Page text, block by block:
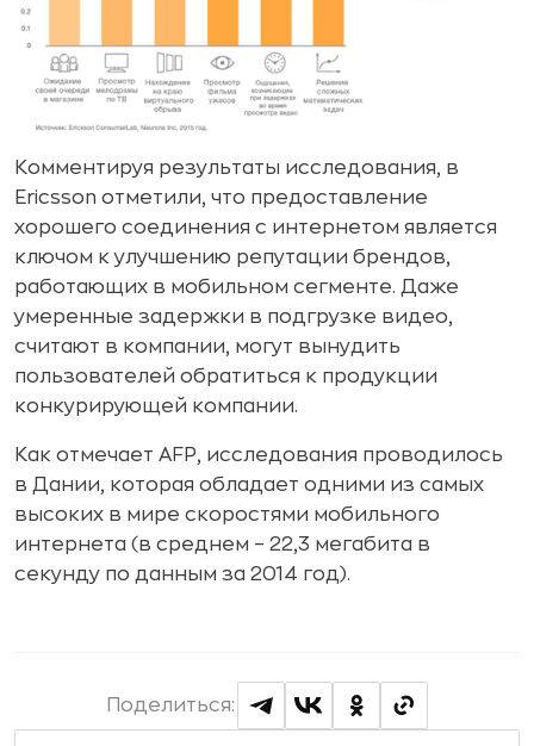
Комментируя результаты исследования, в
Ericsson отметили, что предоставление
хорошего соединения с интернетом является
ключом к улучшению репутации брендов,
работающих в мобильном сегменте. Даже
умеренные задержки в подгрузке видео,
считают в компании, могут вынудить
пользователей обратиться к продукции
конкурирующей компании.
Как отмечает AFP, исследования проводилось
в Дании, которая обладает одними из самых
высоких в мире скоростями мобильного
интернета (в среднем – 22,3 мегабита в
секунду по данным за 2014 год).
Поделиться: